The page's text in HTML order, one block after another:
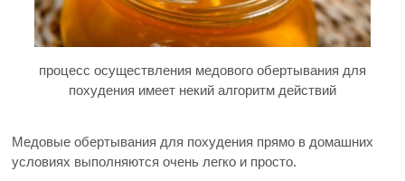
процесс осуществления медового обертывания для
похудения имеет некий алгоритм действий
Медовые обертывания для похудения прямо в домашних
условиях выполняются очень легко и просто.